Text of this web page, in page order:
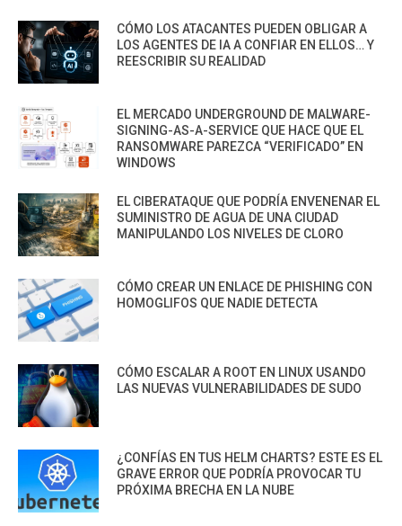
CÓMO LOS ATACANTES PUEDEN OBLIGAR A
LOS AGENTES DE IA A CONFIAR EN ELLOS… Y
REESCRIBIR SU REALIDAD
EL MERCADO UNDERGROUND DE MALWARE-
SIGNING-AS-A-SERVICE QUE HACE QUE EL
RANSOMWARE PAREZCA “VERIFICADO” EN
WINDOWS
EL CIBERATAQUE QUE PODRÍA ENVENENAR EL
SUMINISTRO DE AGUA DE UNA CIUDAD
MANIPULANDO LOS NIVELES DE CLORO
CÓMO CREAR UN ENLACE DE PHISHING CON
HOMOGLIFOS QUE NADIE DETECTA
CÓMO ESCALAR A ROOT EN LINUX USANDO
LAS NUEVAS VULNERABILIDADES DE SUDO
¿CONFÍAS EN TUS HELM CHARTS? ESTE ES EL
GRAVE ERROR QUE PODRÍA PROVOCAR TU
PRÓXIMA BRECHA EN LA NUBE